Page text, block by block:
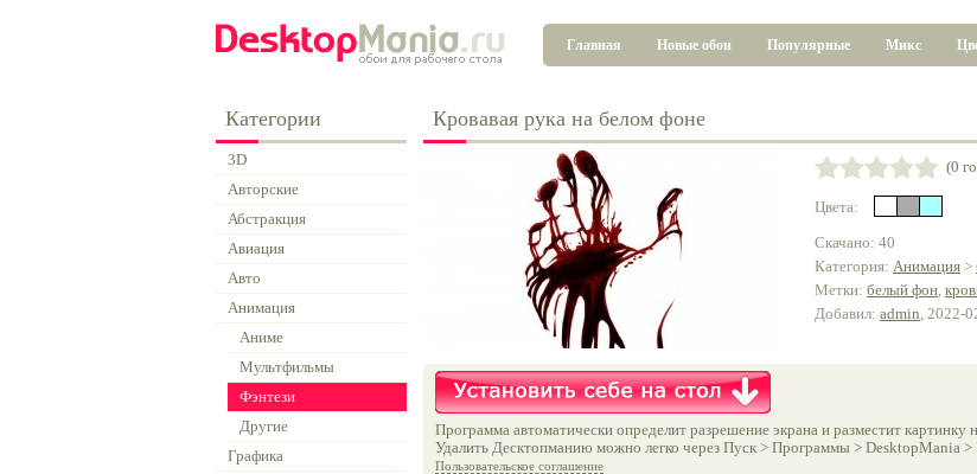
Главная Новые обои Популярные Микс
Категории
3D
Авторские
Абстракция
Авиация
Авто
Анимация
Аниме
Мультфильмы
Фэнтези
Другие
Графика
Кровавая рука на белом фоне
(0
Цвета:
Скачано: 40
Категория: Анимация >
Метки: белый фон,
Добавил: admin, 2022-
Программа автоматически определит разрешение экрана и разместит картинку
Удалить Десктопманию можно легко через Пуск > Программы > DesktopMania
Пользовательское соглашение